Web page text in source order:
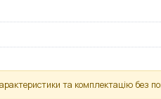
та комплектацію без